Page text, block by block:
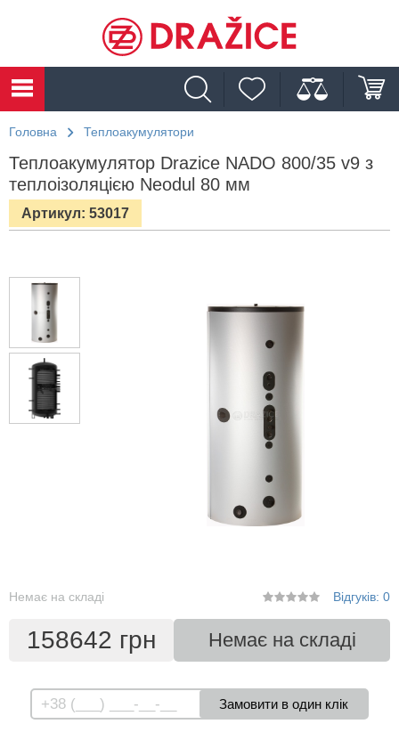
Головна Теплоакумулятори
Теплоакумулятор Drazice NADO 800/35 v9 з
теплоізоляцією Neodul 80 мм
Артикул: 53017
Немає на складі Відгуків: 0
158642 грн Немає на складі